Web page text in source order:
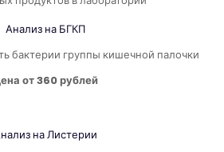
Анализ на БГКП
бактерии группы кишечной палочки
от 360 рублей
на Листерии